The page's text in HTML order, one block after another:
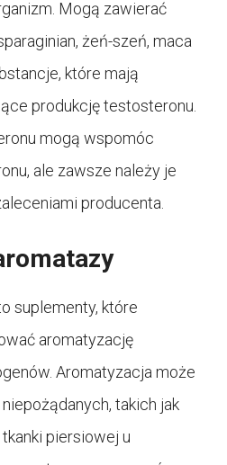
Mogą zawierać
żeń-szeń, maca
które mają
produkcję testosteronu.
mogą wspomóc
ale zawsze należy je
producenta.
suplementy, które
aromatyzację
Aromatyzacja może
takich jak
piersiowej u